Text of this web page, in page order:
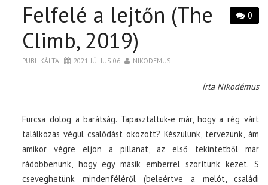
0
Felfelé a lejtőn (The
Climb, 2019)
PUBLIKÁLTA 2021. JÚLIUS 06. NIKODEMUS
írta Nikodémus
Furcsa dolog a barátság. Tapasztaltuk-e már, hogy a rég várt
találkozás végül csalódást okozott? Készülünk, tervezünk, ám
amikor végre eljön a pillanat, az első tekintetből már
rádöbbenünk, hogy egy másik emberrel szorítunk kezet. S
cseveghetünk mindenféléről (beleértve a melót, családi